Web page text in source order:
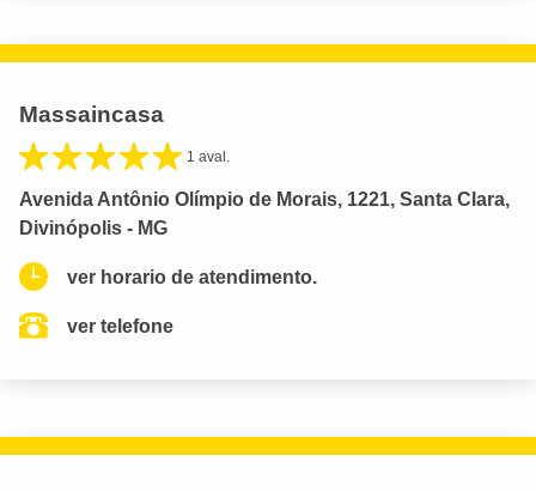
Massaincasa
1 aval.
Avenida Antônio Olímpio de Morais, 1221, Santa Clara,
Divinópolis - MG
ver horario de atendimento.
ver telefone